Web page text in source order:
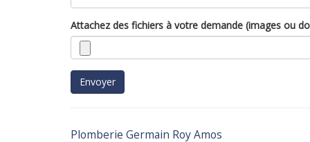
Attachez des fichiers à votre demande (images ou
Envoyer
Plomberie Germain Roy Amos